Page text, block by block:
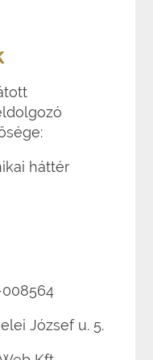
háttér
József u. 5.